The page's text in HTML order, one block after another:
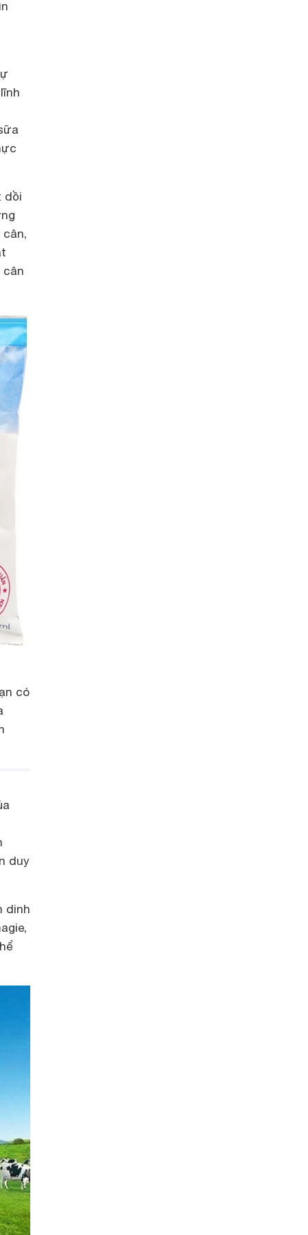
dồi
cân
có
duy
dinh